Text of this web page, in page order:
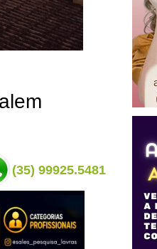
(35) 99925.5481